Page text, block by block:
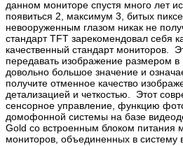
данном мониторе спустя много лет
появиться 2, максимум 3, битых
невооруженным глазом никак не
стандарт TFT зарекомендовал себя
качественный стандарт мониторов.
передавать изображение размером
довольно большое значение и
получите отменное качество
детализацией и четкостью. Этот
сенсорное управление, функцию
домофонной системы на базе
Gold со встроенным блоком питания
мониторов, объединенных в систему